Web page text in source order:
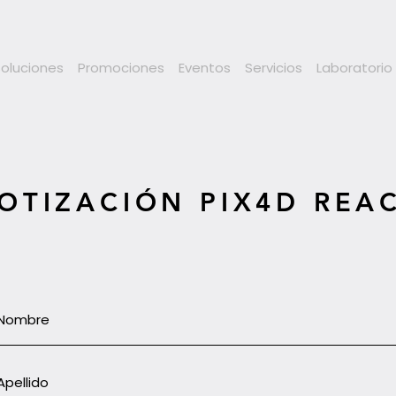
Promociones Eventos Servicios Laboratorio
PIX4D